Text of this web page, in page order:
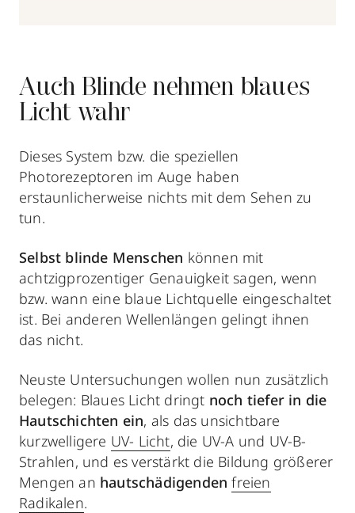
Auch Blinde nehmen blaues
Licht wahr
Dieses System bzw. die speziellen
Photorezeptoren im Auge haben
erstaunlicherweise nichts mit dem Sehen zu
tun.
Selbst blinde Menschen können mit
achtzigprozentiger Genauigkeit sagen, wenn
bzw. wann eine blaue Lichtquelle eingeschaltet
ist. Bei anderen Wellenlängen gelingt ihnen
das nicht.
Neuste Untersuchungen wollen nun zusätzlich
belegen: Blaues Licht dringt noch tiefer in die
Hautschichten ein, als das unsichtbare
kurzwelligere UV- Licht, die UV-A und UV-B-
Strahlen, und es verstärkt die Bildung größerer
Mengen an hautschädigenden freien
Radikalen.